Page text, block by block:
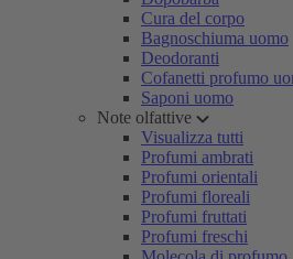
Cura del corpo
Bagnoschiuma uomo
Deodoranti
Cofanetti profumo
Saponi uomo
Note olfattive
Visualizza tutti
Profumi ambrati
Profumi orientali
Profumi floreali
Profumi fruttati
Profumi freschi